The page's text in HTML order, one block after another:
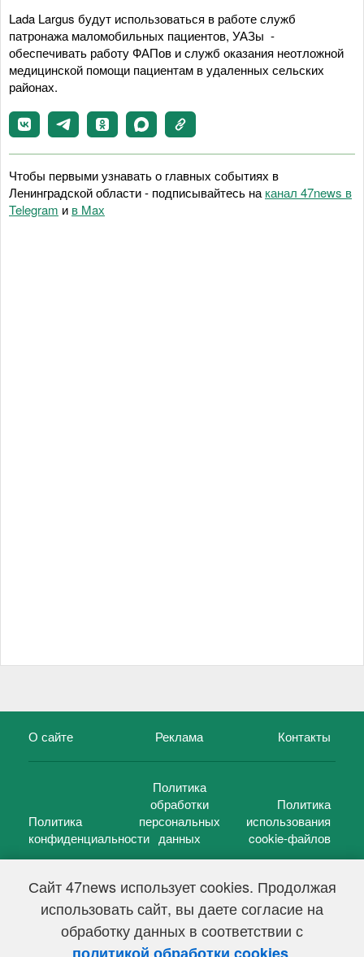
Сайт 47news использует cookies. Продолжая
использовать сайт, вы даете согласие на
обработку данных в соответствии с
.
Lada Largus будут использоваться в работе служб
патронажа маломобильных пациентов, УАЗы -
обеспечивать работу ФАПов и служб оказания неотложной
медицинской помощи пациентам в удаленных сельских
районах.
Чтобы первыми узнавать о главных событиях в
Ленинградской области - подписывайтесь на канал 47news в
Telegram и в Maх
О сайте Реклама Контакты
Политика
конфиденциальности
Политика
обработки
персональных
данных
Политика
использования
cookie-файлов
47 новостей (47 news)2005 — 2026 г.
Свидетельство о регистрации СМИ Эл № ФС 77-39848, выдано
Федеральной службой по надзору в сфере связи,